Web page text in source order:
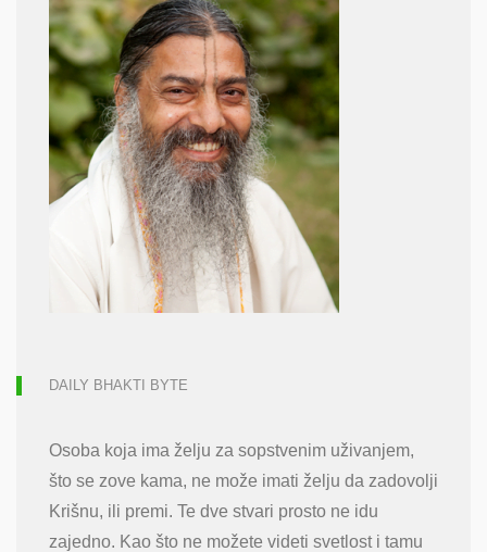
DAILY BHAKTI BYTE
Osoba koja ima želju za sopstvenim uživanjem,
što se zove kama, ne može imati želju da zadovolji
Krišnu, ili premi. Te dve stvari prosto ne idu
zajedno. Kao što ne možete videti svetlost i tamu